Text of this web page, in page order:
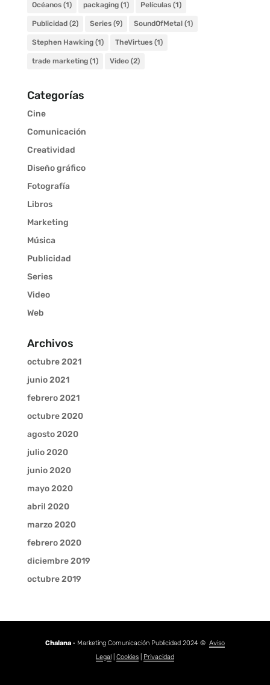
Océanos(1) packaging(1) Películas(1)
Publicidad(2) Series(9) SoundOfMetal(1)
Stephen Hawking(1) TheVirtues(1)
trade marketing(1) Video(2)
Categorías
Cine
Comunicación
Creatividad
Diseño gráfico
Fotografía
Libros
Marketing
Música
Publicidad
Series
Video
Web
Archivos
octubre 2021
junio 2021
febrero 2021
octubre 2020
agosto 2020
julio 2020
junio 2020
mayo 2020
abril 2020
marzo 2020
febrero 2020
diciembre 2019
octubre 2019
Chalana· Marketing Comunicación Publicidad 2024 © Aviso
Legal| Cookies| Privacidad